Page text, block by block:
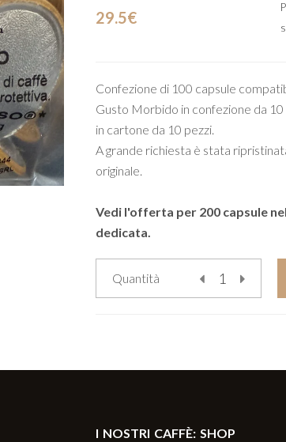
29.5€
Confezione di 100 capsule
Gusto Morbido in confezione da
in cartone da 10 pezzi.
A grande richiesta è stata
originale.
Vedi l'offerta per 200 capsule
dedicata.
Quantità
I NOSTRI CAFFÈ: SHOP